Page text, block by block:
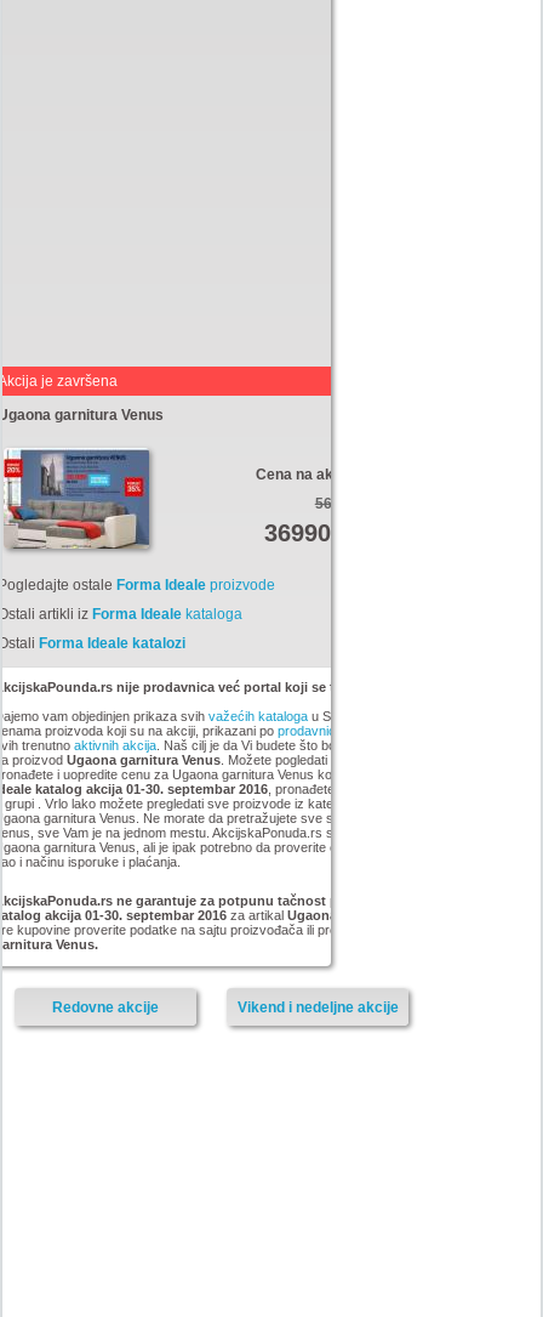
je završena
garnitura Venus
Cena na akciji:
56910
36990Din
ostale Forma Idealeproizvode
artikli iz Forma Idealekataloga
Forma Ideale katalozi
nije prodavnica već portal koji se trudi da uštedi vaš novac.
vam objedinjen prikaza svih važećih katalogau Srbiji, sa popustima i sniženim
proizvoda koji su na akciji, prikazani po prodavnicama
trenutno aktivnih akcija. Naš cilj je da Vi budete što bolje informisani o popustima i ceni
proizvod Ugaona garnitura Venus. Možete pogledati kompletan
i uopredite cenu za Ugaona garnitura Venus koji smo mi pronašli na akciji
katalog akcija 01-30. septembar 2016, pronađete najjeftiniji Ugaona garnitura Venus
grupi . Vrlo lako možete pregledati sve proizvode iz kategorije
garnitura Venus. Ne morate da pretražujete sve sajtove za artikal Ugaona garnitura
sve Vam je na jednom mestu. AkcijskaPonuda.rs svakodnevno ažurira cene za
garnitura Venus, ali je ipak potrebno da proverite cenu i dostupnost sa prodavcem,
i načinu isporuke i plaćanja.
ne garantuje za potpunu tačnost podataka iz akcije Forma Ideale
akcija 01-30. septembar 2016za artikal Ugaona garnitura
kupovine proverite podatke na sajtu proizvođača ili prodavnice za proizvod
Venus.
Vikend i nedeljne akcije
Redovne akcije